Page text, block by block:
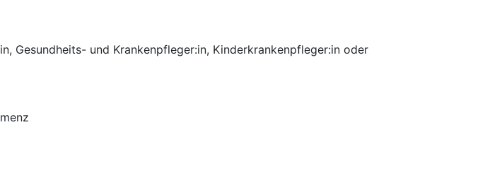
Gesundheits- und Krankenpfleger:in, Kinderkrankenpfleger:in oder